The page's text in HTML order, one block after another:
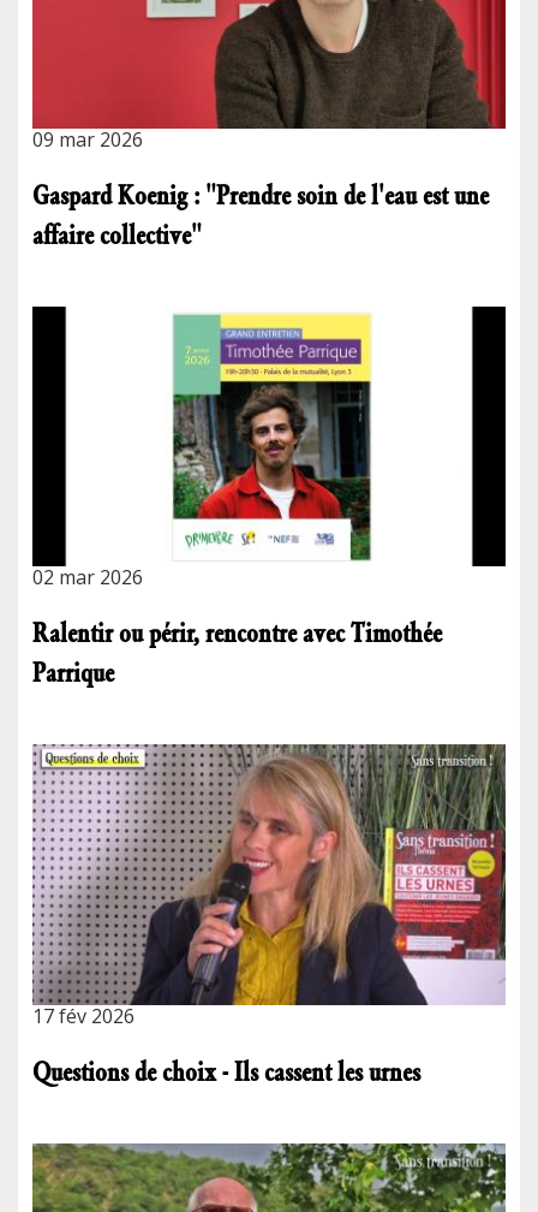
09 mar 2026
Gaspard Koenig : "Prendre soin de l'eau est une
affaire collective"
02 mar 2026
Ralentir ou périr, rencontre avec Timothée
Parrique
17 fév 2026
Questions de choix - Ils cassent les urnes